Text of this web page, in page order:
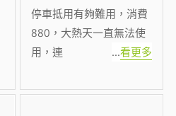
停車抵用有夠難用，消費
880，大熱天一直無法使
用，連
...看更多